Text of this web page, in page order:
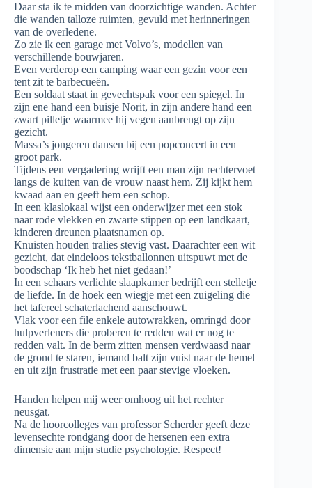
Daar sta ik te midden van doorzichtige wanden. Achter
die wanden talloze ruimten, gevuld met herinneringen
van de overledene.
Zo zie ik een garage met Volvo’s, modellen van
verschillende bouwjaren.
Even verderop een camping waar een gezin voor een
tent zit te barbecueën.
Een soldaat staat in gevechtspak voor een spiegel. In
zijn ene hand een buisje Norit, in zijn andere hand een
zwart pilletje waarmee hij vegen aanbrengt op zijn
gezicht.
Massa’s jongeren dansen bij een popconcert in een
groot park.
Tijdens een vergadering wrijft een man zijn rechtervoet
langs de kuiten van de vrouw naast hem. Zij kijkt hem
kwaad aan en geeft hem een schop.
In een klaslokaal wijst een onderwijzer met een stok
naar rode vlekken en zwarte stippen op een landkaart,
kinderen dreunen plaatsnamen op.
Knuisten houden tralies stevig vast. Daarachter een wit
gezicht, dat eindeloos tekstballonnen uitspuwt met de
boodschap ‘Ik heb het niet gedaan!’
In een schaars verlichte slaapkamer bedrijft een stelletje
de liefde. In de hoek een wiegje met een zuigeling die
het tafereel schaterlachend aanschouwt.
Vlak voor een file enkele autowrakken, omringd door
hulpverleners die proberen te redden wat er nog te
redden valt. In de berm zitten mensen verdwaasd naar
de grond te staren, iemand balt zijn vuist naar de hemel
en uit zijn frustratie met een paar stevige vloeken.
Handen helpen mij weer omhoog uit het rechter
neusgat.
Na de hoorcolleges van professor Scherder geeft deze
levensechte rondgang door de hersenen een extra
dimensie aan mijn studie psychologie. Respect!